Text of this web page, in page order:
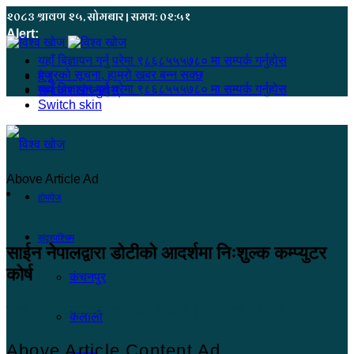
२०८३ श्रावण २५, सोमबार | समय: ०२:५१
Alert:
यहाँ बिज्ञापन गर्नु परेमा ९८६८५५५७८० मा सम्पर्क गर्नुहोस
हजुरको सूचना, हाम्रो खबर बन्न सक्छ
यहाँ बिज्ञापन गर्नु परेमा ९८६८५५५७८० मा सम्पर्क गर्नुहोस
मेनू
समाचार खोज्नुहोस्
Switch skin
होमपेज
सुदूरपश्चिम
कंचनपुर
कैलाली
Above Article Ad
साईन नेपालद्वारा डोटीको आदर्शमा निःशुल्क कम्प्युटर
कोर्ष
विश्व खोज समाचारदाता